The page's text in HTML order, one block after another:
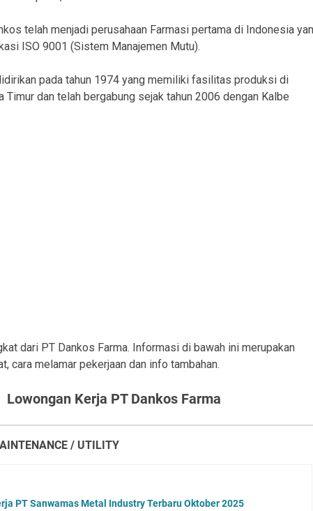
telah menjadi perusahaan Farmasi pertama di Indonesia
ISO 9001 (Sistem Manajemen Mutu).
pada tahun 1974 yang memiliki fasilitas produksi di
Timur dan telah bergabung sejak tahun 2006 dengan Kalbe
dari PT Dankos Farma. Informasi di bawah ini merupakan
cara melamar pekerjaan dan info tambahan.
Lowongan Kerja PT Dankos Farma
/ UTILITY
PT Sanwamas Metal Industry Terbaru Oktober 2025